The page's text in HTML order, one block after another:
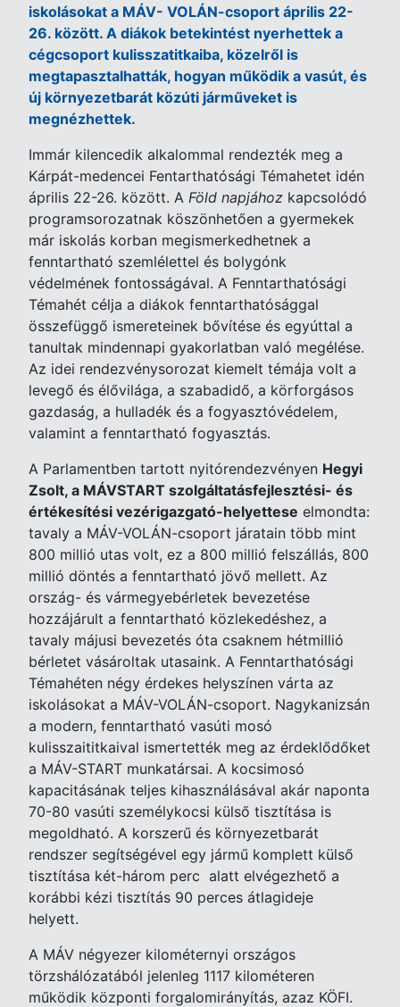
iskolásokat a MÁV- VOLÁN-csoport április 22-
26. között. A diákok betekintést nyerhettek a
cégcsoport kulisszatitkaiba, közelről is
megtapasztalhatták, hogyan működik a vasút, és
új környezetbarát közúti járműveket is
megnézhettek.
Immár kilencedik alkalommal rendezték meg a
Kárpát-medencei Fentarthatósági Témahetet idén
április 22-26. között. A Föld napjához kapcsolódó
programsorozatnak köszönhetően a gyermekek
már iskolás korban megismerkedhetnek a
fenntartható szemlélettel és bolygónk
védelmének fontosságával. A Fenntarthatósági
Témahét célja a diákok fenntarthatósággal
összefüggő ismereteinek bővítése és egyúttal a
tanultak mindennapi gyakorlatban való megélése.
Az idei rendezvénysorozat kiemelt témája volt a
levegő és élővilága, a szabadidő, a körforgásos
gazdaság, a hulladék és a fogyasztóvédelem,
valamint a fenntartható fogyasztás.
A Parlamentben tartott nyitórendezvényen Hegyi
Zsolt, a MÁVSTART szolgáltatásfejlesztési- és
értékesítési vezérigazgató-helyettese elmondta:
tavaly a MÁV-VOLÁN-csoport járatain több mint
800 millió utas volt, ez a 800 millió felszállás, 800
millió döntés a fenntartható jövő mellett. Az
ország- és vármegyebérletek bevezetése
hozzájárult a fenntartható közlekedéshez, a
tavaly májusi bevezetés óta csaknem hétmillió
bérletet vásároltak utasaink. A Fenntarthatósági
Témahéten négy érdekes helyszínen várta az
iskolásokat a MÁV-VOLÁN-csoport. Nagykanizsán
a modern, fenntartható vasúti mosó
kulisszaititkaival ismertették meg az érdeklődőket
a MÁV-START munkatársai. A kocsimosó
kapacitásának teljes kihasználásával akár naponta
70-80 vasúti személykocsi külső tisztítása is
megoldható. A korszerű és környezetbarát
rendszer segítségével egy jármű komplett külső
tisztítása két-három perc alatt elvégezhető a
korábbi kézi tisztítás 90 perces átlagideje
helyett.
A MÁV négyezer kilométernyi országos
törzshálózatából jelenleg 1117 kilométeren
működik központi forgalomirányítás, azaz KÖFI.